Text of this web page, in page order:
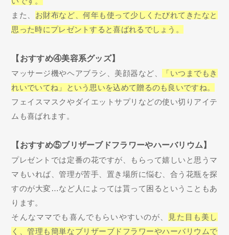
また、 お財布など、何年も使って少しくたびれてきたなと
思った時にプレゼントすると喜ばれるでしょう。
【おすすめ④美容系グッズ】
マッサージ機やヘアブラシ、美顔器など、
「いつまでもき
れいでいてね」という思いを込めて贈るのも良いですね。
フェイスマスクやダイエットサプリなどの使い切りアイテ
ムも喜ばれます。
【おすすめ⑤ブリザーブドフラワーやハーバリウム】
プレゼントでは定番の花ですが、もらって嬉しいと思うマ
マもいれば、管理が苦手、置き場所に悩む、合う花瓶を探
すのが大変…など人によっては貰って困るということもあ
ります。
そんなママでも喜んでもらいやすいのが、
見た目も美し
く、管理も簡単なブリザーブドフラワーやハーバリウムで